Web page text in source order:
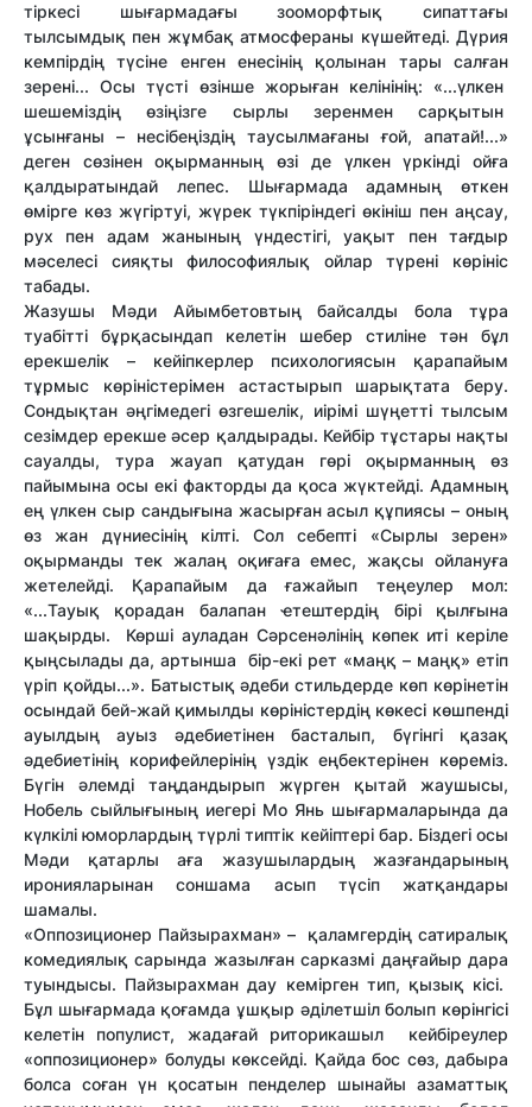
тіркесі шығармадағы зооморфтық сипаттағы
тылсымдық пен жұмбақ атмосфераны күшейтеді. Дүрия
кемпірдің түсіне енген енесінің қолынан тары салған
зерені... Осы түсті өзінше жорыған келінінің: «...үлкен
шешеміздің өзіңізге сырлы зеренмен сарқытын
ұсынғаны – несібеңіздің таусылмағаны ғой, апатай!...»
деген сөзінен оқырманның өзі де үлкен үркінді ойға
қалдыратындай лепес. Шығармада адамның өткен
өмірге көз жүгіртуі, жүрек түкпіріндегі өкініш пен аңсау,
рух пен адам жанының үндестігі, уақыт пен тағдыр
мәселесі сияқты философиялық ойлар түрені көрініс
табады.
Жазушы Мәди Айымбетовтың байсалды бола тұра
туабітті бұрқасындап келетін шебер стиліне тән бұл
ерекшелік – кейіпкерлер психологиясын қарапайым
тұрмыс көріністерімен астастырып шарықтата беру.
Сондықтан әңгімедегі өзгешелік, иірімі шүңетті тылсым
сезімдер ерекше әсер қалдырады. Кейбір тұстары нақты
сауалды, тура жауап қатудан гөрі оқырманның өз
пайымына осы екі факторды да қоса жүктейді. Адамның
ең үлкен сыр сандығына жасырған асыл құпиясы – оның
өз жан дүниесінің кілті. Сол себепті «Сырлы зерен»
оқырманды тек жалаң оқиғаға емес, жақсы ойлануға
жетелейді. Қарапайым да ғажайып теңеулер мол:
«...Тауық қорадан балапан ҽтештердің бірі қылғына
шақырды. Көрші ауладан Сәрсенәлінің көпек иті керіле
қыңсылады да, артынша бір-екі рет «маңқ – маңқ» етіп
үріп қойды...». Батыстық әдеби стильдерде көп көрінетін
осындай бей-жай қимылды көріністердің көкесі көшпенді
ауылдың ауыз әдебиетінен басталып, бүгінгі қазақ
әдебиетінің корифейлерінің үздік еңбектерінен көреміз.
Бүгін әлемді таңдандырып жүрген қытай жаушысы,
Нобель сыйлығының иегері Мо Янь шығармаларында да
күлкілі юморлардың түрлі типтік кейіптері бар. Біздегі осы
Мәди қатарлы аға жазушылардың жазғандарының
иронияларынан соншама асып түсіп жатқандары
шамалы.
«Оппозиционер Пайзырахман» – қаламгердің сатиралық
комедиялық сарында жазылған сарказмі даңғайыр дара
туындысы. Пайзырахман дау кемірген тип, қызық кісі.
Бұл шығармада қоғамда ұшқыр әділетшіл болып көрінгісі
келетін популист, жадағай риторикашыл кейбіреулер
«оппозиционер» болуды көксейді. Қайда бос сөз, дабыра
болса соған үн қосатын пенделер шынайы азаматтық